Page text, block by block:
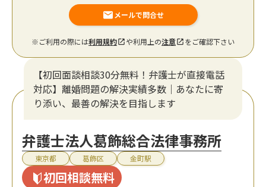
メールで問合せ
※ご利用の際には利用規約 や利用上の注意 をご確認下さい
【初回面談相談30分無料！弁護士が直接電話
対応】離婚問題の解決実績多数｜あなたに寄
り添い、最善の解決を目指します
弁護士法人葛飾総合法律事務所
東京都 葛飾区 金町駅
初回相談無料